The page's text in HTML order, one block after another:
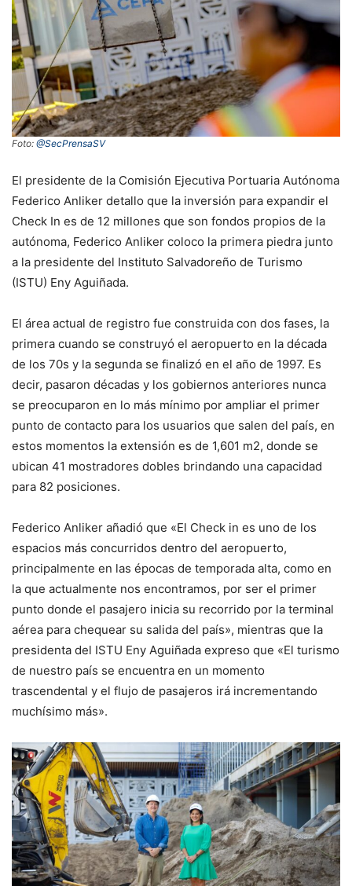
Foto: @SecPrensaSV
El presidente de la Comisión Ejecutiva Portuaria Autónoma
Federico Anliker detallo que la inversión para expandir el
Check In es de 12 millones que son fondos propios de la
autónoma, Federico Anliker coloco la primera piedra junto
a la presidente del Instituto Salvadoreño de Turismo
(ISTU) Eny Aguiñada.
El área actual de registro fue construida con dos fases, la
primera cuando se construyó el aeropuerto en la década
de los 70s y la segunda se finalizó en el año de 1997. Es
decir, pasaron décadas y los gobiernos anteriores nunca
se preocuparon en lo más mínimo por ampliar el primer
punto de contacto para los usuarios que salen del país, en
estos momentos la extensión es de 1,601 m2, donde se
ubican 41 mostradores dobles brindando una capacidad
para 82 posiciones.
Federico Anliker añadió que «El Check in es uno de los
espacios más concurridos dentro del aeropuerto,
principalmente en las épocas de temporada alta, como en
la que actualmente nos encontramos, por ser el primer
punto donde el pasajero inicia su recorrido por la terminal
aérea para chequear su salida del país», mientras que la
presidenta del ISTU Eny Aguiñada expreso que «El turismo
de nuestro país se encuentra en un momento
trascendental y el flujo de pasajeros irá incrementando
muchísimo más».